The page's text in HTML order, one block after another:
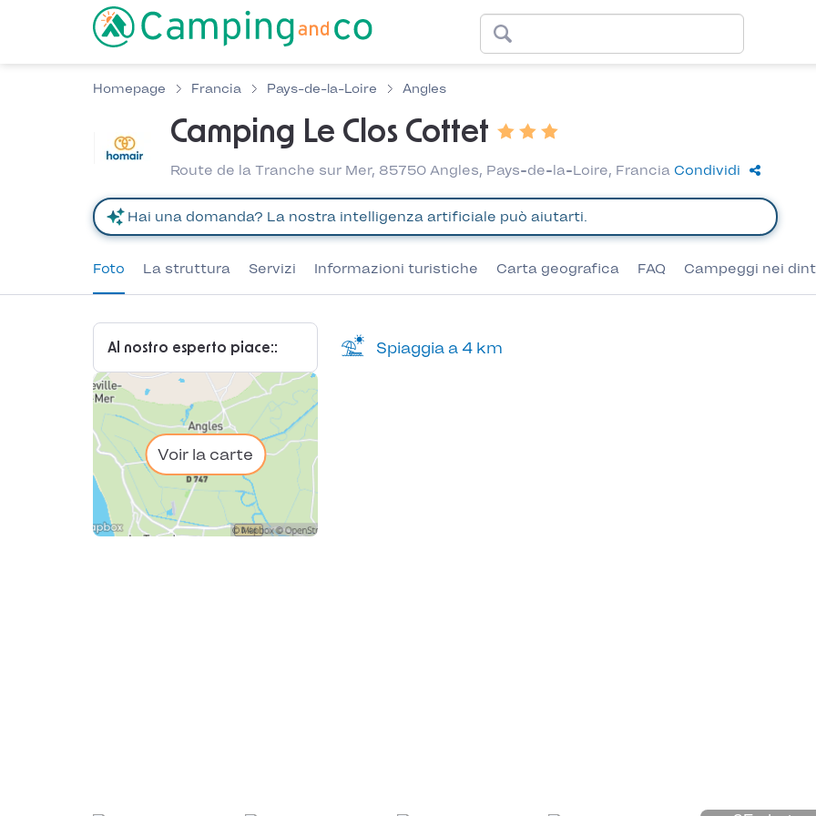
Homepage Francia Pays-de-la-Loire Angles
Camping Le Clos Cottet
Route de la Tranche sur Mer, 85750 Angles, Pays-de-la-Loire, Francia Condividi
Foto La struttura Servizi Informazioni turistiche Carta geografica FAQ Campeggi nei
Al nostro esperto piace::
Voir la carte
Spiaggia a 4 km